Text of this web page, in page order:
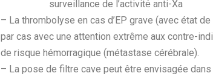
surveillance de l’activité́ anti-Xa
– La thrombolyse en cas d’EP grave (avec état
par cas avec une attention extrême aux contre-
de risque hémorragique (métastase cérébrale).
– La pose de filtre cave peut être envisagée